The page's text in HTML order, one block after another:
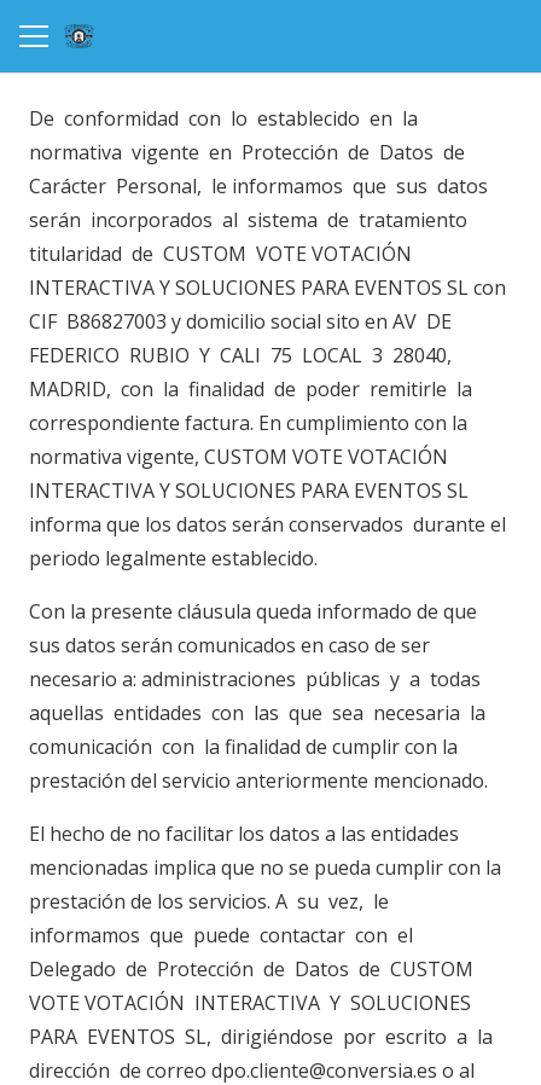
De conformidad con lo establecido en la
normativa vigente en Protección de Datos de
Carácter Personal, le informamos que sus datos
serán incorporados al sistema de tratamiento
titularidad de CUSTOM VOTE VOTACIÓN
INTERACTIVA Y SOLUCIONES PARA EVENTOS SL con
CIF B86827003 y domicilio social sito en AV DE
FEDERICO RUBIO Y CALI 75 LOCAL 3 28040,
MADRID, con la finalidad de poder remitirle la
correspondiente factura. En cumplimiento con la
normativa vigente, CUSTOM VOTE VOTACIÓN
INTERACTIVA Y SOLUCIONES PARA EVENTOS SL
informa que los datos serán conservados durante el
periodo legalmente establecido.
Con la presente cláusula queda informado de que
sus datos serán comunicados en caso de ser
necesario a: administraciones públicas y a todas
aquellas entidades con las que sea necesaria la
comunicación con la finalidad de cumplir con la
prestación del servicio anteriormente mencionado.
El hecho de no facilitar los datos a las entidades
mencionadas implica que no se pueda cumplir con la
prestación de los servicios. A su vez, le
informamos que puede contactar con el
Delegado de Protección de Datos de CUSTOM
VOTE VOTACIÓN INTERACTIVA Y SOLUCIONES
PARA EVENTOS SL, dirigiéndose por escrito a la
dirección de correo dpo.cliente@conversia.es o al